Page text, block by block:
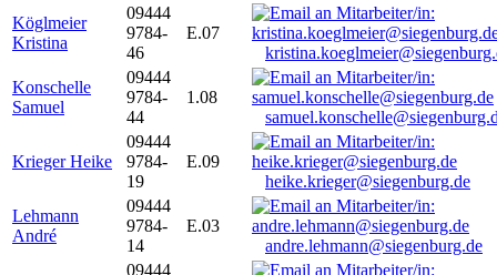
Köglmeier
Kristina
09444
9784-
46
E.07
Konschelle
Samuel
09444
9784-
44
1.08
Krieger Heike
09444
9784-
19
E.09
heike.krieger@siegenburg.de
Lehmann
André
09444
9784-
14
E.03
andre.lehmann@siegenburg.de
09444